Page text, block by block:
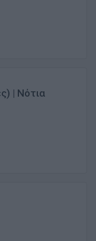
| Νότια